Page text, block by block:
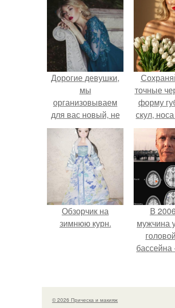
Дорогие девушки,
мы
организовываем
для вас новый, не
менее яркий фото
день!
точные
форму
скул,
Обзорчик на
зимнюю курн.
В
мужчина
бассейна
странным
© 2026 Прическа и макияж